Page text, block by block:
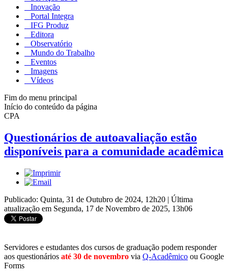
Inovação
Portal Integra
IFG Produz
Editora
Observatório
Mundo do Trabalho
Eventos
Imagens
Vídeos
Fim do menu principal
Início do conteúdo da página
CPA
Questionários de autoavaliação estão
disponíveis para a comunidade acadêmica
Publicado: Quinta, 31 de Outubro de 2024, 12h20 | Última
atualização em Segunda, 17 de Novembro de 2025, 13h06
Servidores e estudantes dos cursos de graduação podem responder
aos questionários até 30 de novembro via Q-Acadêmico ou Google
Forms